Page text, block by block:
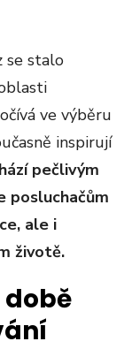
se stalo
ve výběru
inspirují
pečlivým
posluchačům
ale i
životě.
době